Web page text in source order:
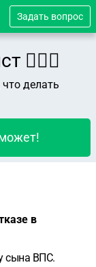
Задать вопрос
👨🏻‍⚖️
делать
в
сына ВПС.